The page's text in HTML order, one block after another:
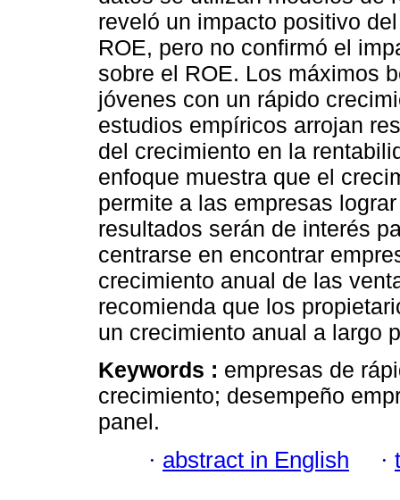
reveló un impacto positivo
ROE, pero no confirmó el
sobre el ROE. Los máximos
jóvenes con un rápido
estudios empíricos arrojan
del crecimiento en la
enfoque muestra que el
permite a las empresas
resultados serán de interés
centrarse en encontrar
crecimiento anual de las
recomienda que los
un crecimiento anual a largo
Keywords : empresas de
crecimiento; desempeño
panel.
· abstract in English ·